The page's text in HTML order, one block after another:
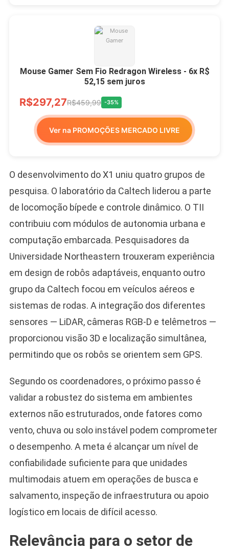
Mouse Gamer Sem Fio Redragon Wireless - 6x R$
52,15 sem juros
R$297,27R$459,99 -35%
Ver na PROMOÇÕES MERCADO LIVRE
O desenvolvimento do X1 uniu quatro grupos de
pesquisa. O laboratório da Caltech liderou a parte
de locomoção bípede e controle dinâmico. O TII
contribuiu com módulos de autonomia urbana e
computação embarcada. Pesquisadores da
Universidade Northeastern trouxeram experiência
em design de robôs adaptáveis, enquanto outro
grupo da Caltech focou em veículos aéreos e
sistemas de rodas. A integração dos diferentes
sensores — LiDAR, câmeras RGB-D e telêmetros —
proporcionou visão 3D e localização simultânea,
permitindo que os robôs se orientem sem GPS.
Segundo os coordenadores, o próximo passo é
validar a robustez do sistema em ambientes
externos não estruturados, onde fatores como
vento, chuva ou solo instável podem comprometer
o desempenho. A meta é alcançar um nível de
confiabilidade suficiente para que unidades
multimodais atuem em operações de busca e
salvamento, inspeção de infraestrutura ou apoio
logístico em locais de difícil acesso.
Relevância para o setor de